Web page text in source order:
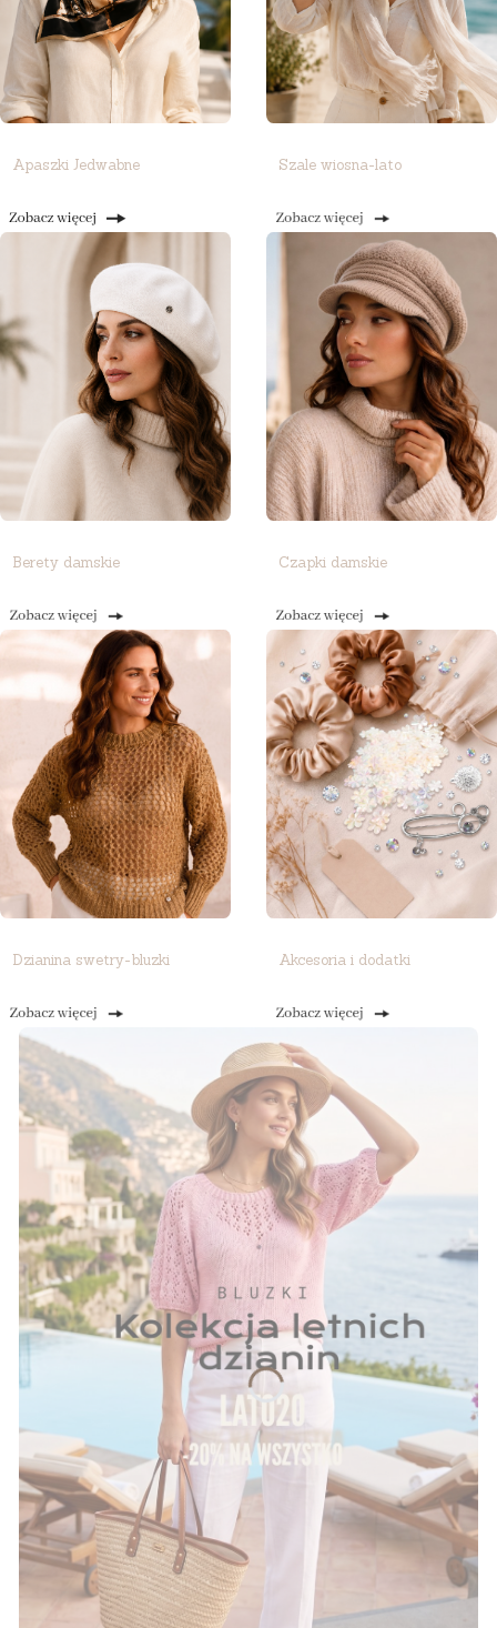
Apaszki Jedwabne Szale wiosna-lato
Berety damskie Czapki damskie
Dzianina swetry-bluzki Akcesoria i dodatki